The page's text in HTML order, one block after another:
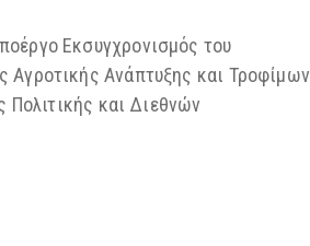
Εκσυγχρονισμός του
Αγροτικής Ανάπτυξης και Τροφίμων
Πολιτικής και Διεθνών